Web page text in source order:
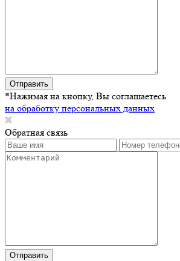
Отправить
*Нажимая на кнопку, Вы соглашаетесь
на обработку персональных данных
Обратная связь
Отправить